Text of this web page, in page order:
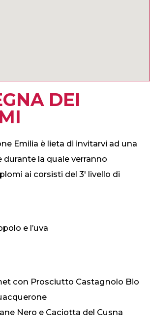
DEI
Emilia è lieta di invitarvi ad una
durante la quale verranno
ai corsisti del 3′ livello di
e l’uva
con Prosciutto Castagnolo Bio
Nero e Caciotta del Cusna